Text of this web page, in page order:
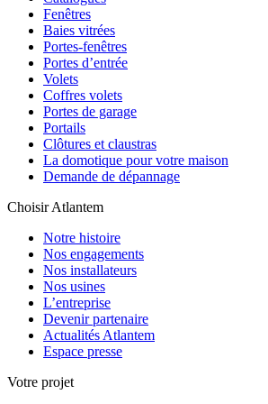
Fenêtres
Baies vitrées
Portes-fenêtres
Portes d’entrée
Volets
Coffres volets
Portes de garage
Portails
Clôtures et claustras
La domotique pour votre maison
Demande de dépannage
Choisir Atlantem
Notre histoire
Nos engagements
Nos installateurs
Nos usines
L’entreprise
Devenir partenaire
Actualités Atlantem
Espace presse
Votre projet